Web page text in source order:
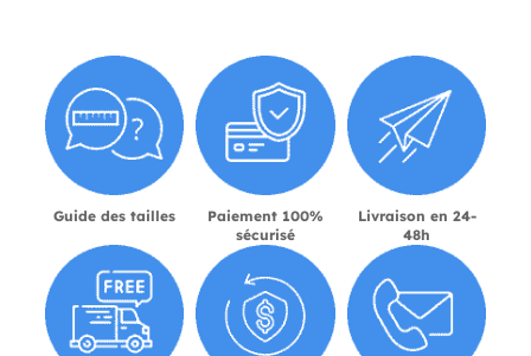
Guide des tailles
Paiement 100%
sécurisé
Livraison en 24-
48h